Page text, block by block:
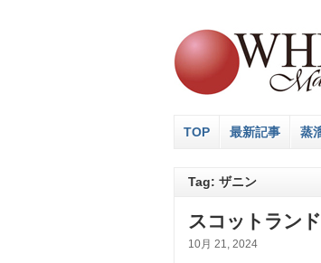
TOP 最新記事 蒸
Tag: ザニン
スコットラン
10月 21, 2024